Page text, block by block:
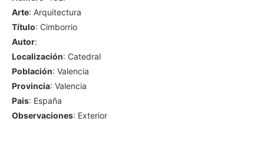
Arte: Arquitectura
Título: Cimborrio
Autor:
Localización: Catedral
Población: Valencia
Provincia: Valencia
Pais: España
Observaciones: Exterior